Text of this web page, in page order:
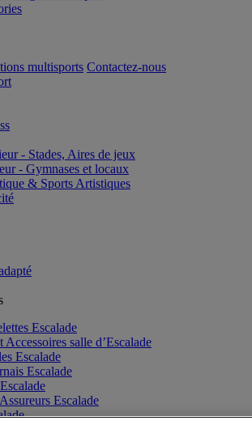
multisports Contactez-nous
- Stades, Aires de jeux
- Gymnases et locaux
& Sports Artistiques
Escalade
Accessoires salle d’Escalade
Escalade
Escalade
Escalade